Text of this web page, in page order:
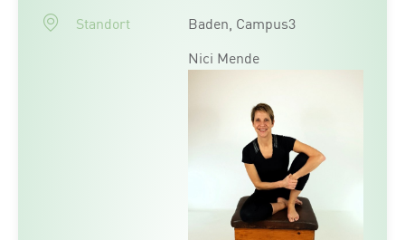
Standort
Baden, Campus3
Nici Mende